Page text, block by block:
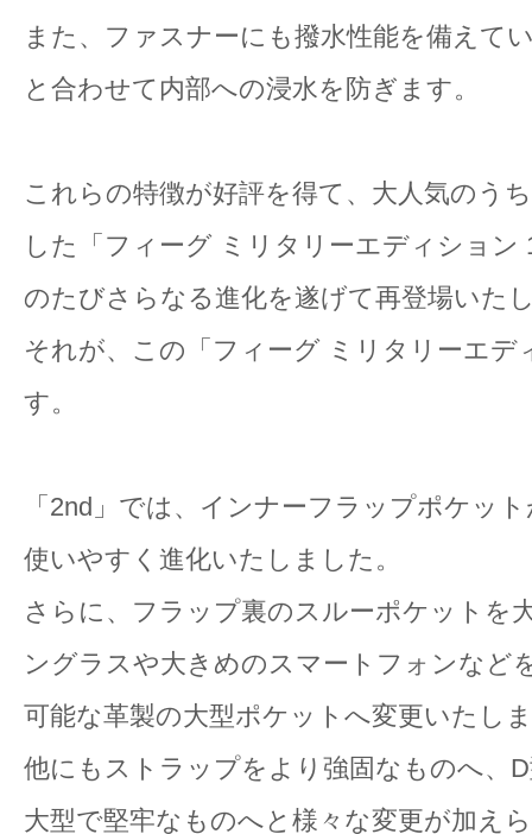
また、ファスナーにも撥水性能を備えて
と合わせて内部への浸水を防ぎます。
これらの特徴が好評を得て、大人気のう
した「フィーグ ミリタリーエディション
のたびさらなる進化を遂げて再登場いた
それが、この「フィーグ ミリタリーエデ
す。
「2nd」では、インナーフラップポケッ
使いやすく進化いたしました。
さらに、フラップ裏のスルーポケットを
ングラスや大きめのスマートフォンなど
可能な革製の大型ポケットへ変更いたし
他にもストラップをより強固なものへ、
大型で堅牢なものへと様々な変更が加え